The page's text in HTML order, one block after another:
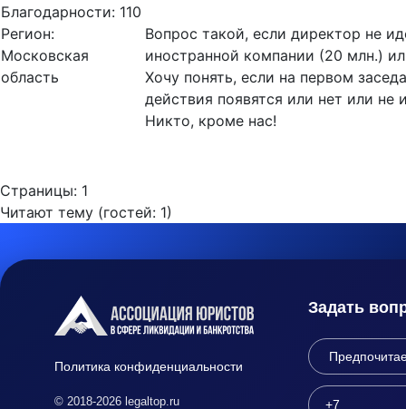
Благодарности: 110
Регион:
Московская
область
Вопрос такой, если директор не
иностранной компании (20 млн.)
Хочу понять, если на первом
действия появятся или нет или не
Никто, кроме нас!
Страницы: 1
Читают тему (гостей: 1)
Политика конфиденциальности
© 2018-2026 legaltop.ru
Задать